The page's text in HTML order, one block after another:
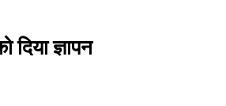
दिया ज्ञापन